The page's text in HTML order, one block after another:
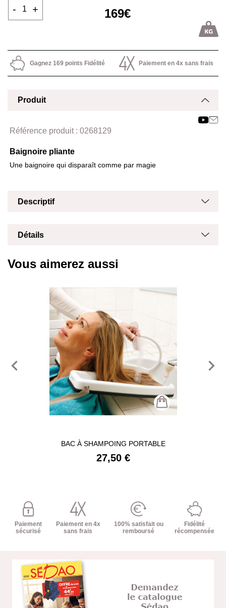
169€
- +
Gagnez 169 points Fidélité Paiement en 4x sans frais
Produit
Référence produit : 0268129
Baignoire pliante
Une baignoire qui disparaît comme par magie
Descriptif
Détails
Vous aimerez aussi
BAC À SHAMPOING PORTABLE
27,50 €
navigate_before navigate_next
Paiement
sécurisé
Paiement en 4x
sans frais
100% satisfait ou
remboursé
Fidélité
récompensée